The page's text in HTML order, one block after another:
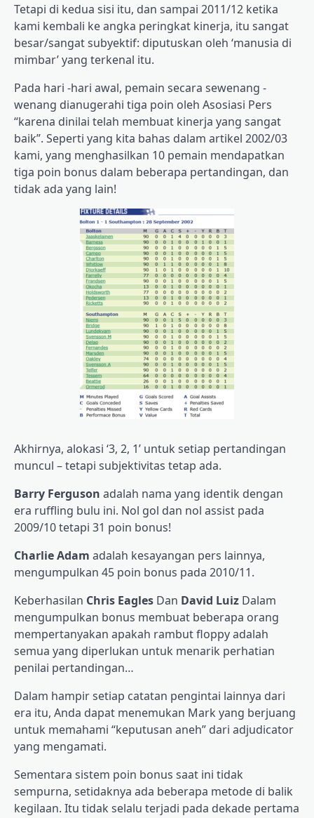
Tetapi di kedua sisi itu, dan sampai 2011/12 ketika
kami kembali ke angka peringkat kinerja, itu sangat
besar/sangat subyektif: diputuskan oleh ‘manusia di
mimbar’ yang terkenal itu.
Pada hari -hari awal, pemain secara sewenang -
wenang dianugerahi tiga poin oleh Asosiasi Pers
“karena dinilai telah membuat kinerja yang sangat
baik”. Seperti yang kita bahas dalam artikel 2002/03
kami, yang menghasilkan 10 pemain mendapatkan
tiga poin bonus dalam beberapa pertandingan, dan
tidak ada yang lain!
Akhirnya, alokasi ‘3, 2, 1’ untuk setiap pertandingan
muncul – tetapi subjektivitas tetap ada.
Barry Ferguson adalah nama yang identik dengan
era ruffling bulu ini. Nol gol dan nol assist pada
2009/10 tetapi 31 poin bonus!
Charlie Adam adalah kesayangan pers lainnya,
mengumpulkan 45 poin bonus pada 2010/11.
Keberhasilan Chris Eagles Dan David Luiz Dalam
mengumpulkan bonus membuat beberapa orang
mempertanyakan apakah rambut floppy adalah
semua yang diperlukan untuk menarik perhatian
penilai pertandingan…
Dalam hampir setiap catatan pengintai lainnya dari
era itu, Anda dapat menemukan Mark yang berjuang
untuk memahami “keputusan aneh” dari adjudicator
yang mengamati.
Sementara sistem poin bonus saat ini tidak
sempurna, setidaknya ada beberapa metode di balik
kegilaan. Itu tidak selalu terjadi pada dekade pertama